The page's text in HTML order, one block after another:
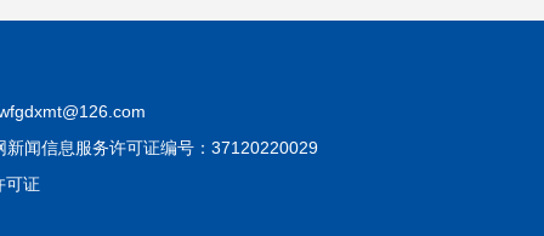
闻信息服务许可证编号：37120220029
可证